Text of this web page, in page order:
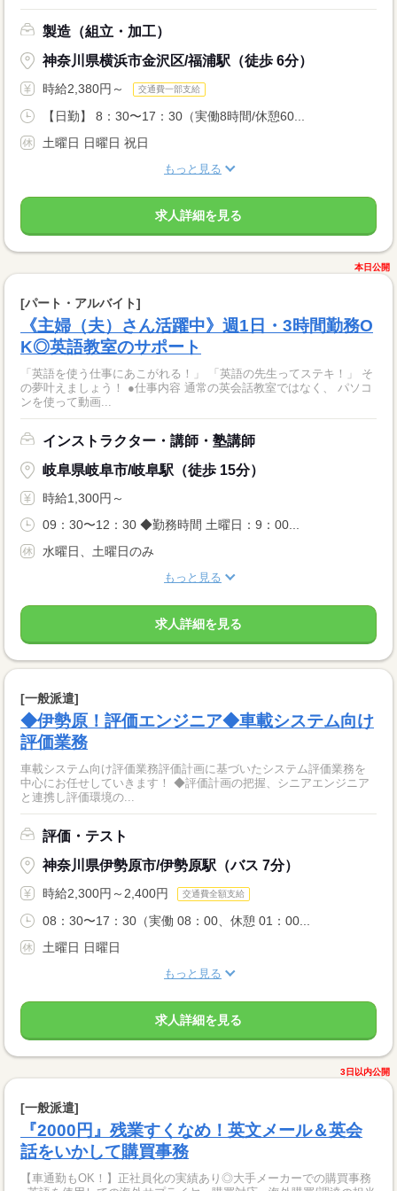
製造（組立・加工）
神奈川県横浜市金沢区/福浦駅（徒歩 6分）
時給2,380円～ 交通費一部支給
【日勤】 8：30〜17：30（実働8時間/休憩60...
土曜日 日曜日 祝日
もっと見る
求人詳細を見る
本日公開
[パート・アルバイト]
《主婦（夫）さん活躍中》週1日・3時間勤務O
K◎英語教室のサポート
「英語を使う仕事にあこがれる！」 「英語の先生ってステキ！」 そ
の夢叶えましょう！ ●仕事内容 通常の英会話教室ではなく、 パソコ
ンを使って動画...
インストラクター・講師・塾講師
岐阜県岐阜市/岐阜駅（徒歩 15分）
時給1,300円～
09：30〜12：30 ◆勤務時間 土曜日：9：00...
水曜日、土曜日のみ
もっと見る
求人詳細を見る
[一般派遣]
◆伊勢原！評価エンジニア◆車載システム向け
評価業務
車載システム向け評価業務評価計画に基づいたシステム評価業務を
中心にお任せしていきます！ ◆評価計画の把握、シニアエンジニア
と連携し評価環境の...
評価・テスト
神奈川県伊勢原市/伊勢原駅（バス 7分）
時給2,300円～2,400円 交通費全額支給
08：30〜17：30（実働 08：00、休憩 01：00...
土曜日 日曜日
もっと見る
求人詳細を見る
3日以内公開
[一般派遣]
『2000円』残業すくなめ！英文メール＆英会
話をいかして購買事務
【車通勤もOK！】正社員化の実績あり◎大手メーカーでの購買事務